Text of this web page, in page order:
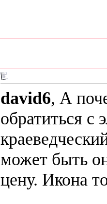
david6, А
обратиться с
может быть
цену. Икона